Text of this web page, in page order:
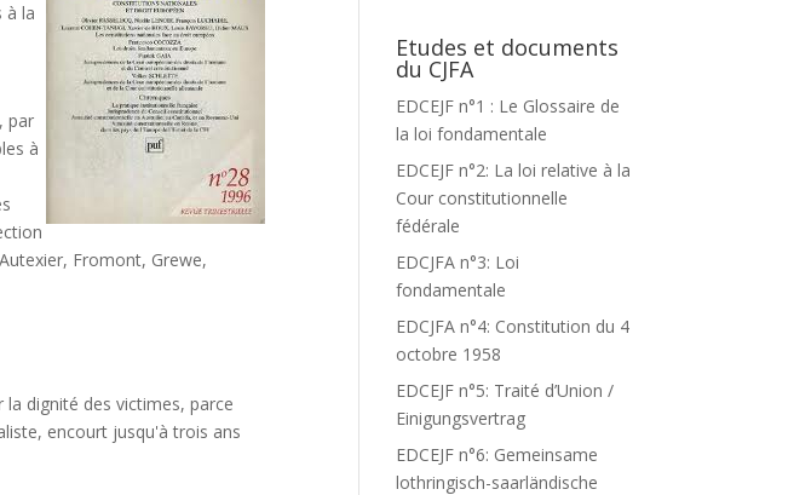
à la
par
à
Fromont, Grewe,
dignité des victimes, parce
encourt jusqu'à trois ans
Etudes et documents
du CJFA
EDCEJF n°1 : Le Glossaire de
la loi fondamentale
EDCEJF n°2: La loi relative à la
Cour constitutionnelle
fédérale
EDCJFA n°3: Loi
fondamentale
EDCJFA n°4: Constitution du 4
octobre 1958
EDCEJF n°5: Traité d’Union /
Einigungsvertrag
EDCEJF n°6: Gemeinsame
lothringisch-saarländische